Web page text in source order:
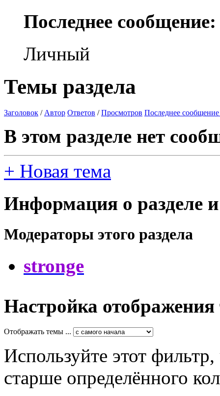
Последнее сообщение:
Личный
Темы раздела
Заголовок / Автор Ответов /Просмотров Последнее сообщение
В этом разделе нет
+ Новая тема
Информация о разделе
Модераторы этого раздела
stronge
Настройка отображения
Отображать темы ...
Используйте этот
старше определённого